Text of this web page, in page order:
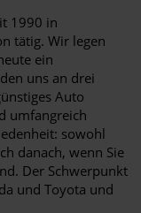
1990 in
tätig. Wir legen
ein
uns an drei
Auto
umfangreich
sowohl
danach, wenn Sie
Der Schwerpunkt
und Toyota und